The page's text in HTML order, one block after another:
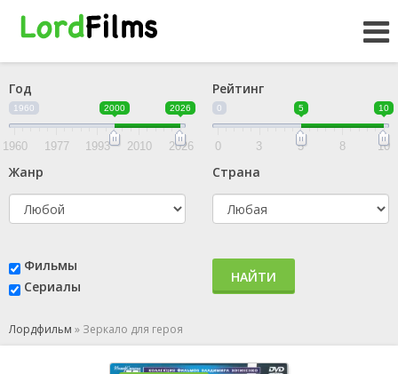
Год
1960 2000 2026
1960 1977 1993 2010 2026
Рейтинг
0 5 10
0 3 5 8 10
Жанр Страна
Фильмы
Сериалы
НАЙТИ
Лордфильм » Зеркало для героя